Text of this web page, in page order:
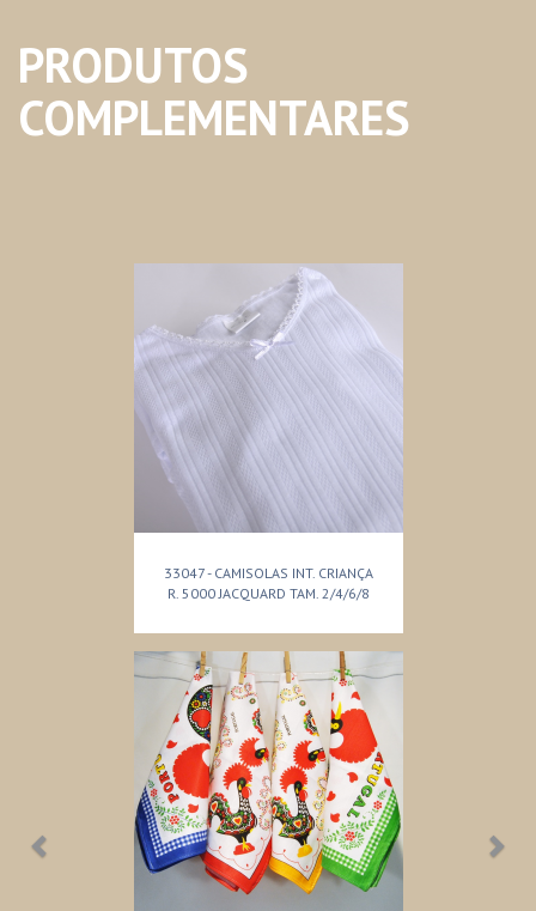
PRODUTOS
COMPLEMENTARES
33047 - CAMISOLAS INT. CRIANÇA
R. 5000 JACQUARD TAM. 2/4/6/8